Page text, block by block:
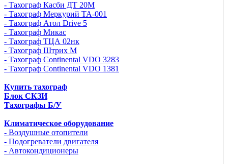
- Тахограф Касби ДТ 20М
- Тахограф Меркурий ТА-001
- Тахограф Атол Drive 5
- Тахограф Микас
- Тахограф ТЦА 02нк
- Тахограф Штрих М
- Тахограф Continental VDO 3283
- Тахограф Continental VDO 1381
Купить тахограф
Блок СКЗИ
Тахографы Б/У
Климатическое оборудование
- Воздушные отопители
- Подогреватели двигателя
- Автокондиционеры